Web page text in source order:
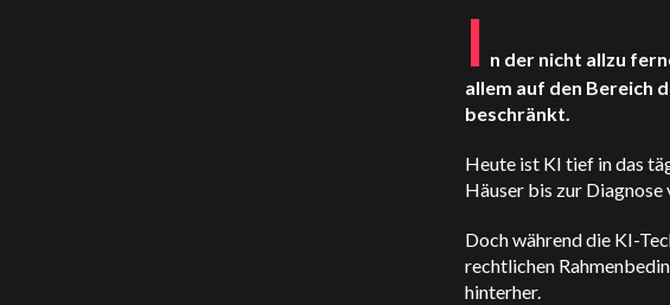
I n der nicht allzu
allem auf den Bereich
beschränkt.
Heute ist KI tief in das
Häuser bis zur Diagnose
Doch während die KI-
rechtlichen
hinterher.